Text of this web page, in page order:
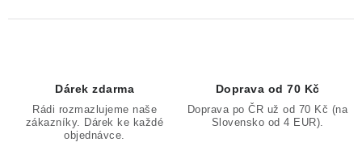
Dárek zdarma
Rádi rozmazlujeme naše
zákazníky. Dárek ke každé
objednávce.
Doprava od 70 Kč
Doprava po ČR už od 70 Kč (na
Slovensko od 4 EUR).